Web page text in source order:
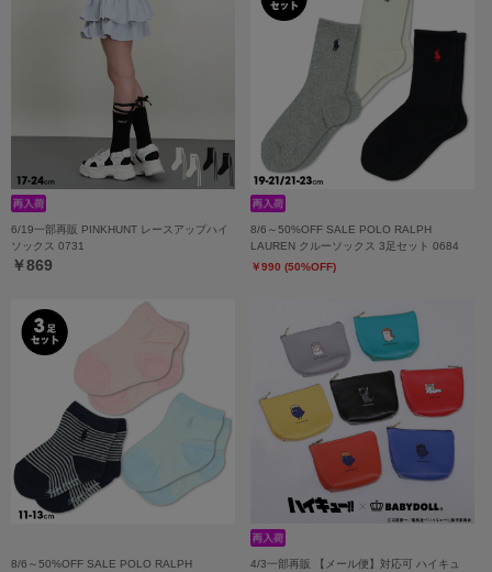
6/19一部再販 PINKHUNT レースアップハイ
ソックス 0731
￥869
8/6～50%OFF SALE POLO RALPH
LAUREN クルーソックス 3足セット 0684
￥990 (50%OFF)
8/6～50%OFF SALE POLO RALPH
4/3一部再販 【メール便】対応可 ハイキュ